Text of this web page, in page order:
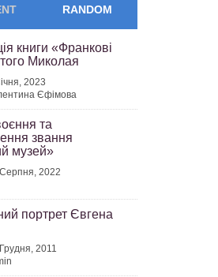
RANDOM
книги «Франкові
Миколая
2023
Єфімова
та
звання
музей»
2022
портрет Євгена
2011